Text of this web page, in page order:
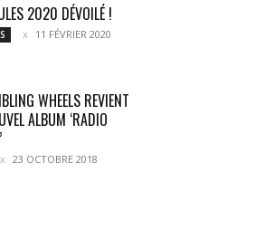
2020 DÉVOILÉ !
11 FÉVRIER 2020
WHEELS REVIENT
ALBUM ‘RADIO
23 OCTOBRE 2018